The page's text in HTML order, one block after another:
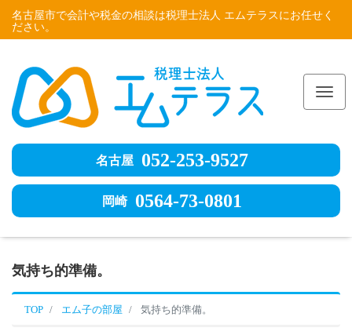
名古屋市で会計や税金の相談は税理士法人 エムテラスにお任せく
ださい。
名古屋 052-253-9527
岡崎 0564-73-0801
気持ち的準備。
TOP エム子の部屋 気持ち的準備。